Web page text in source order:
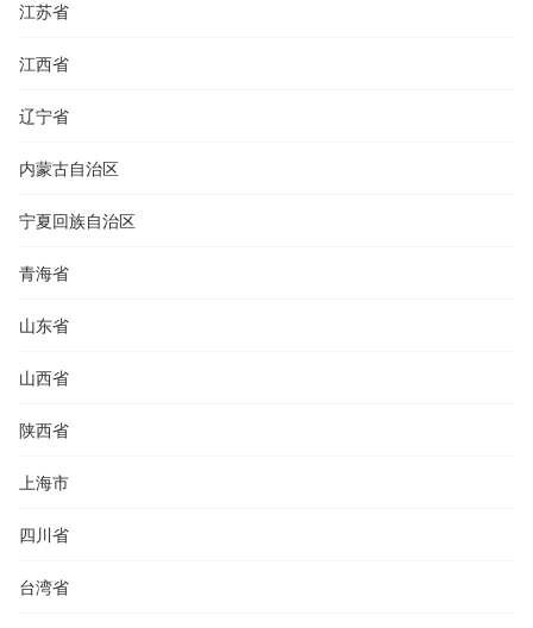
江苏省
江西省
辽宁省
内蒙古自治区
宁夏回族自治区
青海省
山东省
山西省
陕西省
上海市
四川省
台湾省